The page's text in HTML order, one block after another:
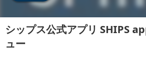
シップス公式アプリ SHIPS
ュー